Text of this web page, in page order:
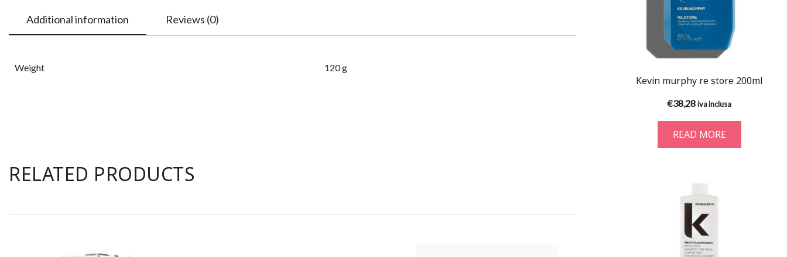
Additional information Reviews (0)
Weight 120 g
RELATED PRODUCTS
Kevin murphy re store 200ml
€38,28iva inclusa
READ MORE